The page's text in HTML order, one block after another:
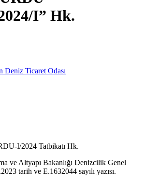
I” Hk.
Deniz Ticaret Odası
I/2024 Tatbikatı Hk.
Altyapı Bakanlığı Denizcilik Genel
tarih ve E.1632044 sayılı yazısı.